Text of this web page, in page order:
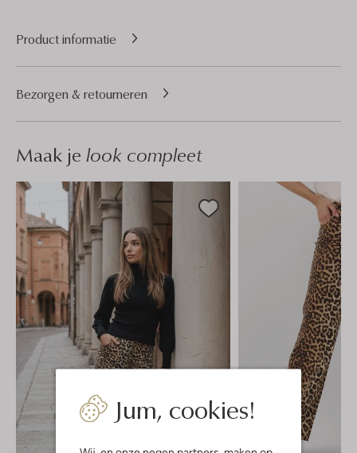
Jum, cookies!
Product informatie
Bezorgen & retourneren
Maak je look compleet